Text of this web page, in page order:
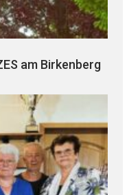
am Birkenberg